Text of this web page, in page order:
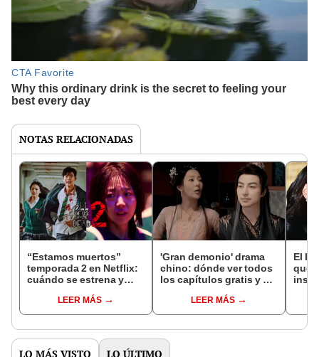
NOTAS RELACIONADAS
“Estamos muertos”
temporada 2 en Netflix:
cuándo se estrena y
temporadaLEER MÁS
'Gran demonio' drama
chino: dónde ver todos
los capítulos gratis y en
LEER MÁS
El k-
que
LO MÁS VISTO LO ÚLTIMO